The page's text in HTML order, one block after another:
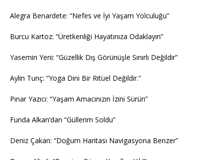
Alegra Benardete: “Nefes ve İyi Yaşam Yolculuğu”
Burcu Kartoz: “Üretkenliği Hayatınıza Odaklayın”
Yasemin Yeni: “Güzellik Dış Görünüşle Sınırlı Değildir”
Aylin Tunç: “Yoga Dini Bir Ritüel Değildir.”
Pınar Yazıcı: “Yaşam Amacınızın İzini Sürün”
Funda Alkan’dan “Güllerim Soldu”
Deniz Çakan: “Doğum Haritası Navigasyona Benzer”